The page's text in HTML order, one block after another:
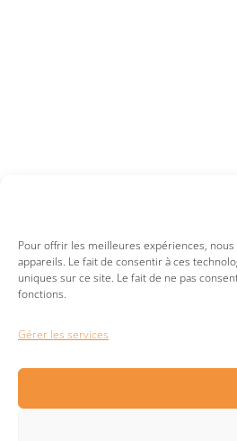
Pour offrir les meilleures expériences,
appareils. Le fait de consentir à ces
uniques sur ce site. Le fait de ne pas
fonctions.
Gérer les services